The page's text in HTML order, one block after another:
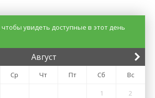
увидеть доступные в этот день
Август
Ср Чт Пт Сб Вс
1 2